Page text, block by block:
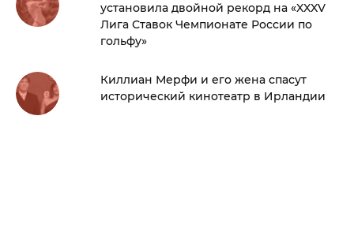
установила двойной рекорд на «XXXV
Лига Ставок Чемпионате России по
гольфу»
Киллиан Мерфи и его жена спасут
исторический кинотеатр в Ирландии